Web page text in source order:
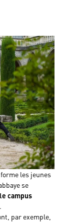
les jeunes
se
campus
par exemple,